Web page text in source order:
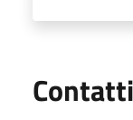
Contatti